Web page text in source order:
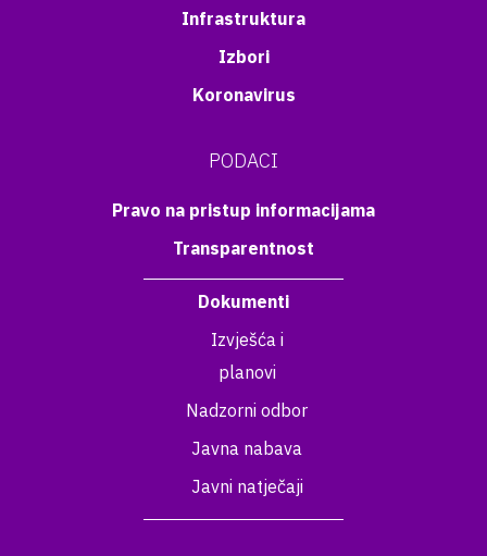
Infrastruktura
Izbori
Koronavirus
PODACI
Pravo na pristup informacijama
Transparentnost
Dokumenti
Izvješća i
planovi
Nadzorni odbor
Javna nabava
Javni natječaji